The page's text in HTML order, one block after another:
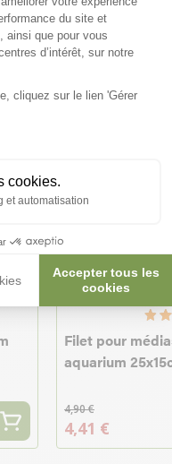
du site et
ainsi que pour vous
d’intérêt, sur notre
cliquez sur le lien 'Gérer
cookies.
et automatisation
Accepter tous les
cookies
-10%
Filet pour
aquarium
4,90 €
4,41 €